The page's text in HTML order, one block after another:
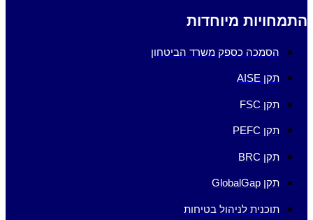
התמחויות מיוחדות
הסמכה כספק משרד הביטחון
תקן AISE
תקן FSC
תקן PEFC
תקן BRC
תקן GlobalGap
תוכנית לניהול בטיחות